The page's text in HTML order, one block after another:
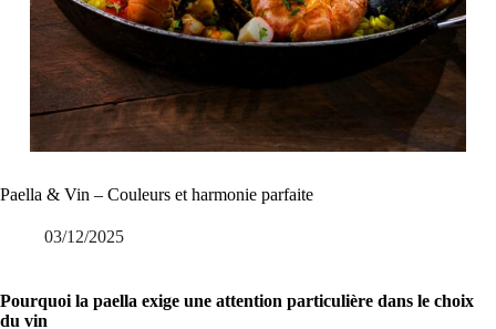
Paella & Vin – Couleurs et harmonie parfaite
03/12/2025
Pourquoi la paella exige une attention particulière dans le choix
du vin